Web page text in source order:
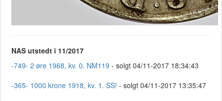
NAS utstedt i 11/2017
-749- 2 øre 1968, kv. 0. NM119 - solgt 04/11-2017 18:34:43
-365- 1000 krone 1918, kv. 1. SS! - solgt 04/11-2017 13:35:47